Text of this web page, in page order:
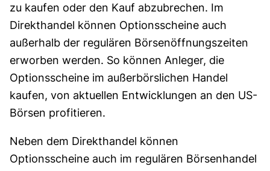
zu kaufen oder den Kauf abzubrechen. Im
Direkt­handel können Optionsscheine auch
außerhalb der regulären Börsenöffnungszeiten
erworben werden. So können Anleger, die
Optionsscheine im außer­börslichen Handel
kaufen, von aktuellen Ent­wick­lungen an den US-
Börsen profitieren.
Neben dem Direkthandel können
Optionsscheine auch im regulären Börsen­handel